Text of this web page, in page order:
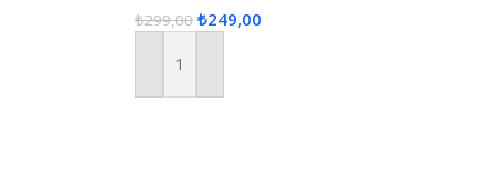
Çekmece İçi Düzenle
₺299,00 ₺249,00
Sepete Ekle